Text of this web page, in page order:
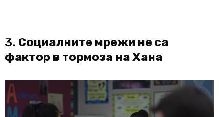
3. Социалните мрежи не са
фактор в тормоза на Хана